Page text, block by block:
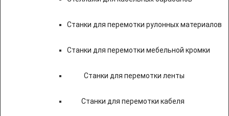
Станки для перемотки рулонных материалов
Станки для перемотки мебельной кромки
Станки для перемотки ленты
Станки для перемотки кабеля